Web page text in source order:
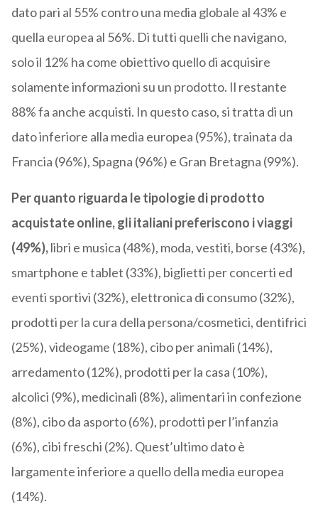
dato pari al 55% contro una media globale al 43% e
quella europea al 56%. Di tutti quelli che navigano,
solo il 12% ha come obiettivo quello di acquisire
solamente informazioni su un prodotto. Il restante
88% fa anche acquisti. In questo caso, si tratta di un
dato inferiore alla media europea (95%), trainata da
Francia (96%), Spagna (96%) e Gran Bretagna (99%).
Per quanto riguarda le tipologie di prodotto
acquistate online, gli italiani preferiscono i viaggi
(49%),libri e musica (48%), moda, vestiti, borse (43%),
smartphone e tablet (33%), biglietti per concerti ed
eventi sportivi (32%), elettronica di consumo (32%),
prodotti per la cura della persona/cosmetici, dentifrici
(25%), videogame (18%), cibo per animali (14%),
arredamento (12%), prodotti per la casa (10%),
alcolici (9%), medicinali (8%), alimentari in confezione
(8%), cibo da asporto (6%), prodotti per l’infanzia
(6%), cibi freschi (2%). Quest’ultimo dato è
largamente inferiore a quello della media europea
(14%).